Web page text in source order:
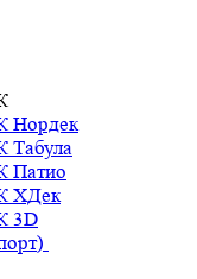
Нордек
Табула
Патио
ХДек
3D